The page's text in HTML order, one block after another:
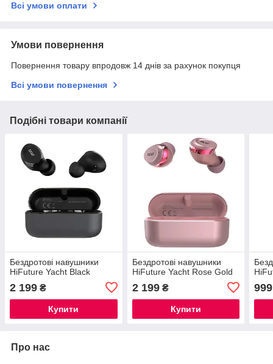
Всі умови оплати
Умови повернення
Повернення товару впродовж 14 днів за рахунок покупця
Всі умови повернення
Подібні товари компанії
Бездротові навушники
HiFuture Yacht Black
2 199 ₴
Купити
Бездротові навушники
HiFuture Yacht Rose Gold
2 199₴
Купити
999
Про нас